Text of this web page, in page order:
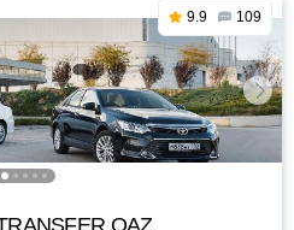
9.9 109
QАZ